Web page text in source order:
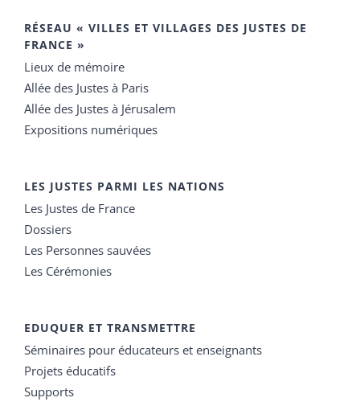
RÉSEAU « VILLES ET VILLAGES DES JUSTES DE
FRANCE »
Lieux de mémoire
Allée des Justes à Paris
Allée des Justes à Jérusalem
Expositions numériques
LES JUSTES PARMI LES NATIONS
Les Justes de France
Dossiers
Les Personnes sauvées
Les Cérémonies
EDUQUER ET TRANSMETTRE
Séminaires pour éducateurs et enseignants
Projets éducatifs
Supports